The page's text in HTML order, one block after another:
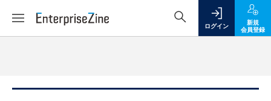
ログイン
新規
会員登録